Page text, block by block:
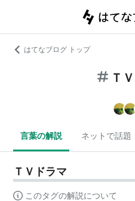
はてなブログ トップ
Ｔ
言葉の解説 ネットで話題
ＴＶドラマ
このタグの解説について